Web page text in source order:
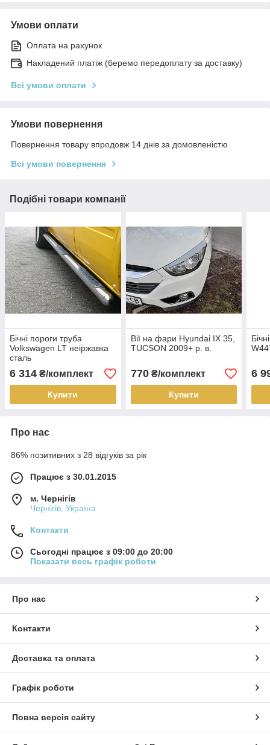
Умови оплати
Оплата на рахунок
Накладений платіж (беремо передоплату за доставку)
Всі умови оплати
Умови повернення
Повернення товару впродовж 14 днів за домовленістю
Всі умови повернення
Подібні товари компанії
Бічні пороги труба
Volkswagen LT неіржавка
сталь
6 314 ₴/комплект
Купити
Вії на фари Hyundai IX 35,
TUCSON 2009+ р. в.
770₴/комплект
Купити
6
Про нас
86% позитивних з 28 відгуків за рік
Працює з 30.01.2015
м. Чернігів
Чернігів, Україна
Контакти
Сьогодні працює з 09:00 до 20:00
Показати весь графік роботи
Про нас
Контакти
Доставка та оплата
Графік роботи
Повна версія сайту